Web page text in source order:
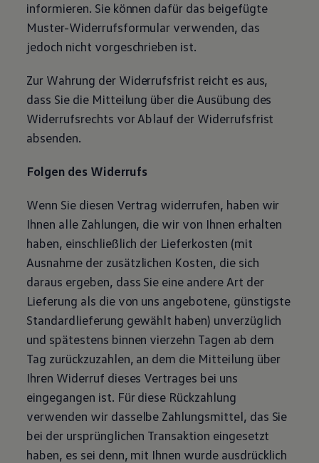
informieren. Sie können dafür das beigefügte
Muster-Widerrufsformular verwenden, das
jedoch nicht vorgeschrieben ist.
Zur Wahrung der Widerrufsfrist reicht es aus,
dass Sie die Mitteilung über die Ausübung des
Widerrufsrechts vor Ablauf der Widerrufsfrist
absenden.
Folgen des Widerrufs
Wenn Sie diesen Vertrag widerrufen, haben wir
Ihnen alle Zahlungen, die wir von Ihnen erhalten
haben, einschließlich der Lieferkosten (mit
Ausnahme der zusätzlichen Kosten, die sich
daraus ergeben, dass Sie eine andere Art der
Lieferung als die von uns angebotene, günstigste
Standardlieferung gewählt haben) unverzüglich
und spätestens binnen vierzehn Tagen ab dem
Tag zurückzuzahlen, an dem die Mitteilung über
Ihren Widerruf dieses Vertrages bei uns
eingegangen ist. Für diese Rückzahlung
verwenden wir dasselbe Zahlungsmittel, das Sie
bei der ursprünglichen Transaktion eingesetzt
haben, es sei denn, mit Ihnen wurde ausdrücklich